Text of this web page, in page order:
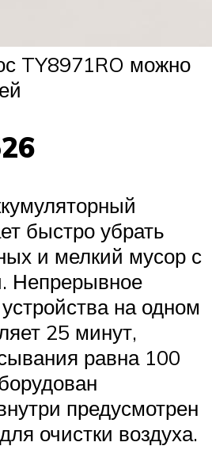
TY8971RO можно
быстро убрать
и мелкий мусор с
Непрерывное
на одном
25 минут,
равна 100
предусмотрен
очистки воздуха.